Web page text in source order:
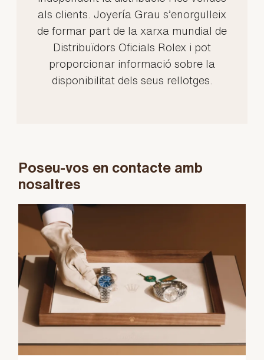
als clients. Joyería Grau s’enorgulleix
de formar part de la xarxa mundial de
Distribuïdors Oficials Rolex i pot
proporcionar informació sobre la
disponibilitat dels seus rellotges.
Poseu-vos en contacte amb
nosaltres